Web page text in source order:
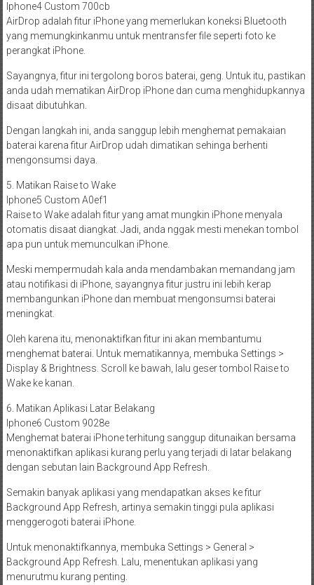
Iphone4 Custom 700cb
AirDrop adalah fitur iPhone yang memerlukan koneksi Bluetooth
yang memungkinkanmu untuk mentransfer file seperti foto ke
perangkat iPhone.
Sayangnya, fitur ini tergolong boros baterai, geng. Untuk itu, pastikan
anda udah mematikan AirDrop iPhone dan cuma menghidupkannya
disaat dibutuhkan.
Dengan langkah ini, anda sanggup lebih menghemat pemakaian
baterai karena fitur AirDrop udah dimatikan sehinga berhenti
mengonsumsi daya.
5. Matikan Raise to Wake
Iphone5 Custom A0ef1
Raise to Wake adalah fitur yang amat mungkin iPhone menyala
otomatis disaat diangkat. Jadi, anda nggak mesti menekan tombol
apa pun untuk memunculkan iPhone.
Meski mempermudah kala anda mendambakan memandang jam
atau notifikasi di iPhone, sayangnya fitur justru ini lebih kerap
membangunkan iPhone dan membuat mengonsumsi baterai
meningkat.
Oleh karena itu, menonaktifkan fitur ini akan membantumu
menghemat baterai. Untuk mematikannya, membuka Settings >
Display & Brightness. Scroll ke bawah, lalu geser tombol Raise to
Wake ke kanan.
6. Matikan Aplikasi Latar Belakang
Iphone6 Custom 9028e
Menghemat baterai iPhone terhitung sanggup ditunaikan bersama
menonaktifkan aplikasi kurang perlu yang terjadi di latar belakang
dengan sebutan lain Background App Refresh.
Semakin banyak aplikasi yang mendapatkan akses ke fitur
Background App Refresh, artinya semakin tinggi pula aplikasi
menggerogoti baterai iPhone.
Untuk menonaktifkannya, membuka Settings > General >
Background App Refresh. Lalu, menentukan aplikasi yang
menurutmu kurang penting.